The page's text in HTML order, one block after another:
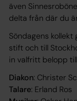
även
delta från där du
Söndagens
stift och till
in valfritt belopp
Diakon: Christer
Talare: Erland Ros